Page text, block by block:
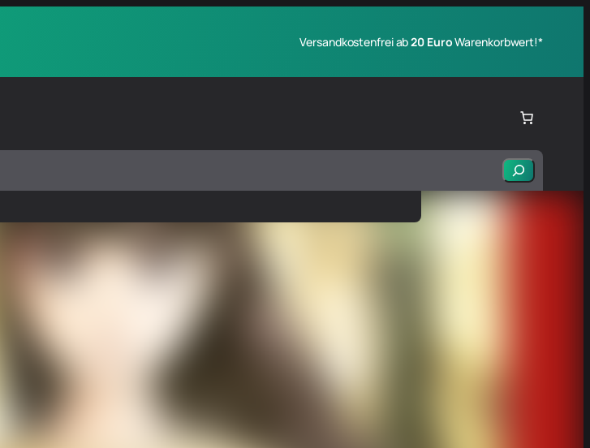
Versandkostenfrei ab20 EuroWarenkorbwert!*
Suchen